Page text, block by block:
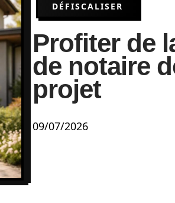
DÉFISCALISER
Profiter de
de notaire
projet
09/07/2026